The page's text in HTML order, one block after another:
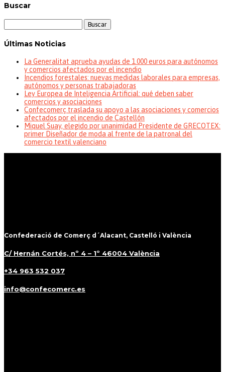
Buscar
Últimas Noticias
La Generalitat aprueba ayudas de 1.000 euros para autónomos
y comercios afectados por el incendio
Incendios forestales: nuevas medidas laborales para empresas,
autónomos y personas trabajadoras
Ley Europea de Inteligencia Artificial: qué deben saber
comercios y asociaciones
Confecomerç traslada su apoyo a las asociaciones y comercios
afectados por el incendio de Castellón
Miquel Suay, elegido por unanimidad Presidente de GRECOTEX:
primer Diseñador de moda al frente de la patronal del
comercio textil valenciano
Confederació de Comerç d´Alacant, Castelló i València
C/ Hernán Cortés, nº 4 – 1º 46004 València
+34 963 532 037
info@confecomerc.es